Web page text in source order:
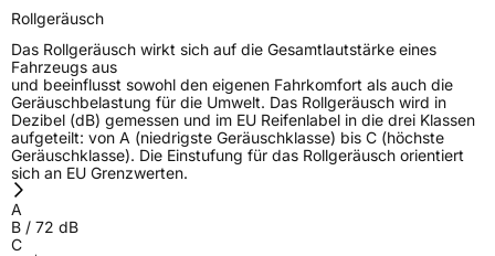
Rollgeräusch
Das Rollgeräusch wirkt sich auf die Gesamtlautstärke eines
Fahrzeugs aus
und beeinflusst sowohl den eigenen Fahrkomfort als auch die
Geräuschbelastung für die Umwelt. Das Rollgeräusch wird in
Dezibel (dB) gemessen und im EU Reifenlabel in die drei Klassen
aufgeteilt: von A (niedrigste Geräuschklasse) bis C (höchste
Geräuschklasse). Die Einstufung für das Rollgeräusch orientiert
sich an EU Grenzwerten.
A
B / 72 dB
C